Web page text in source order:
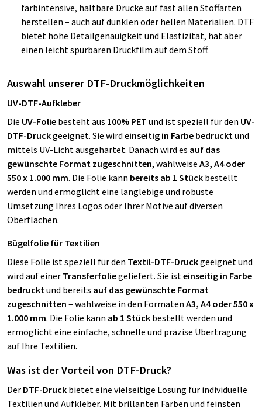
farbintensive, haltbare Drucke auf fast allen Stoffarten
herstellen – auch auf dunklen oder hellen Materialien. DTF
bietet hohe Detailgenauigkeit und Elastizität, hat aber
einen leicht spürbaren Druckfilm auf dem Stoff.
Auswahl unserer DTF-Druckmöglichkeiten
UV-DTF-Aufkleber
Die UV-Folie besteht aus 100% PET und ist speziell für den UV-
DTF-Druckgeeignet. Sie wird einseitig in Farbe bedrucktund
mittels UV-Licht ausgehärtet. Danach wird es auf das
gewünschte Format zugeschnitten, wahlweise A3, A4 oder
550 x 1.000 mm. Die Folie kann bereits ab 1 Stück bestellt
werden und ermöglicht eine langlebige und robuste
Umsetzung Ihres Logos oder Ihrer Motive auf diversen
Oberflächen.
Bügelfolie für Textilien
Diese Folie ist speziell für den Textil-DTF-Druckgeeignet und
wird auf einer Transferfoliegeliefert. Sie isteinseitig in Farbe
bedrucktund bereits auf das gewünschte Format
zugeschnitten – wahlweise in den Formaten A3, A4 oder 550 x
1.000 mm. Die Folie kann ab 1 Stück bestellt werden und
ermöglicht eine einfache, schnelle und präzise Übertragung
auf Ihre Textilien.
Was ist der Vorteil von DTF-Druck?
Der DTF-Druck bietet eine vielseitige Lösung für individuelle
Textilien und Aufkleber. Mit brillanten Farben und feinsten